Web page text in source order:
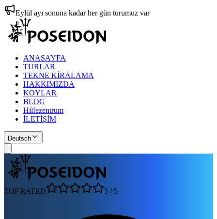
Eylül ayı sonuna kadar her gün turumuz var
ANASAYFA
TURLAR
TEKNE KİRALAMA
HAKKIMIZDA
KOYLAR
BLOG
Hilfezentrum
İLETİŞİM
Deutsch
TOP RATED 5 / 5